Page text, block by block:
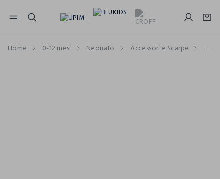
NAVIGATION.ARIA.GOTOMAINCONTENT
Home 0-12 mesi Neonato Accessori e Scarpe